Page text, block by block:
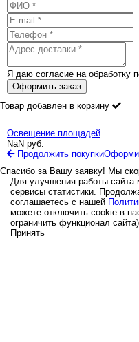
Я даю согласие на обработку
Оформить заказ
Товар добавлен в корзину
Освещение площадей
NaN руб.
Продолжить покупки
Спасибо за Вашу заявку! Мы
Для улучшения работы
сервисы статистики.
соглашаетесь с нашей
можете отключить cookie в
ограничить функционал
Принять